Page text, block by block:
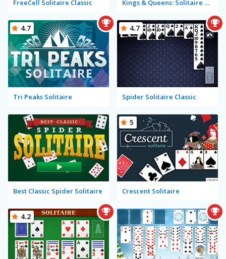
FreeCell Solitaire Classic Kings & Queens: Solitaire Tripeaks
Tri Peaks Solitaire
4.7
Spider Solitaire Classic
4.7
Best Classic Spider Solitaire Crescent Solitaire
5
4.2